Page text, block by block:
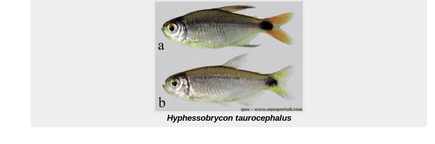
Hyphessobrycon taurocephalus